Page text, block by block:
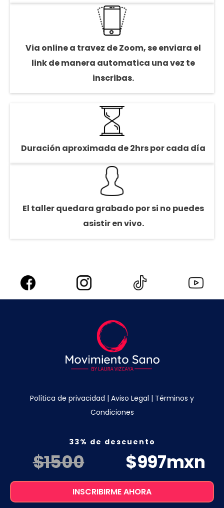
Via online a travez de Zoom, se enviara el
link de manera automatica una vez te
inscribas.
Duración aproximada de 2hrs por cada día
El taller quedara grabado por si no puedes
asistir en vivo.
Política de privacidad | Aviso Legal | Términos y
Condiciones
33% de descuento
$1500 $997mxn
INSCRIBIRME AHORA